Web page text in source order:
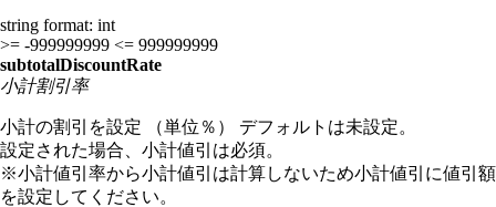
string format: int
>= -999999999 <= 999999999
subtotalDiscountRate
小計割引率
小計の割引を設定 （単位％） デフォルトは未設定。
設定された場合、小計値引は必須。
※小計値引率から小計値引は計算しないため小計値引に値引額
を設定してください。